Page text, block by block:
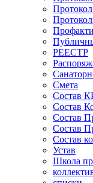
РЕЕСТР
Смета
Состав
Состав
Состав
Состав
Состав
Устав
Школа